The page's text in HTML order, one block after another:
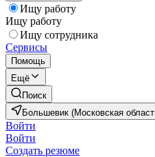
Ищу работу
Ищу работу
Ищу сотрудника
Сервисы
Помощь
Ещё
Поиск
Большевик (Московская
Войти
Войти
Создать резюме